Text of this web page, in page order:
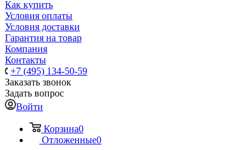
Как купить
Условия оплаты
Условия доставки
Гарантия на товар
Компания
Контакты
+7 (495) 134-50-59
Заказать звонок
Задать вопрос
Войти
Корзина0
Отложенные0